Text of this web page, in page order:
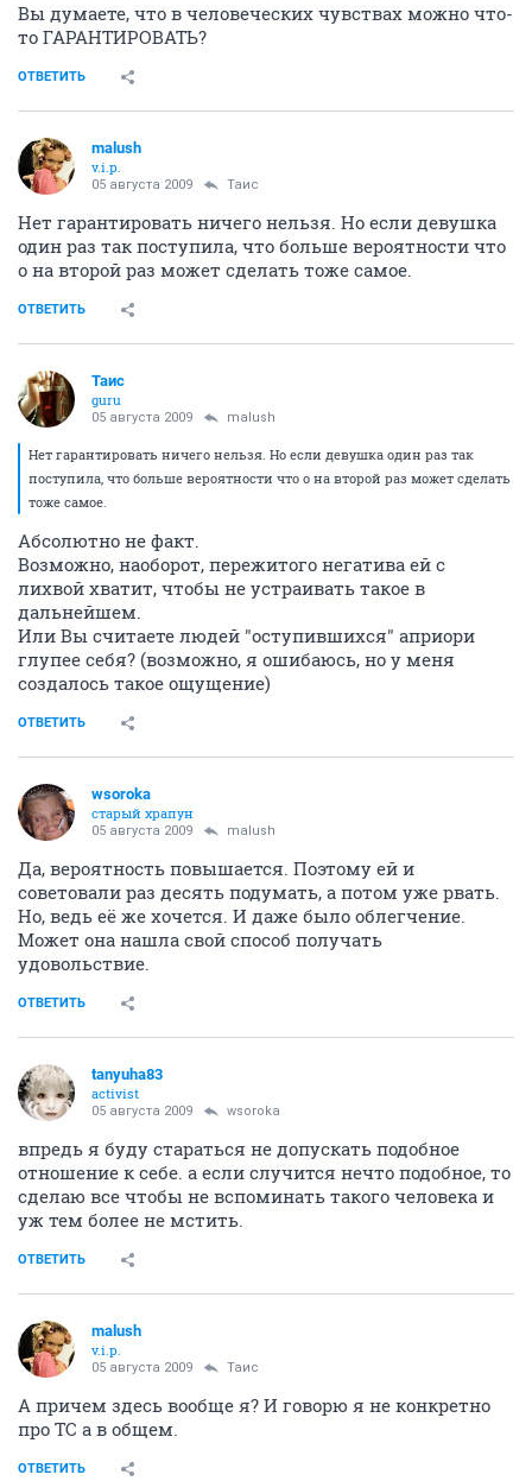
Вы думаете, что в человеческих чувствах можно что-
то ГАРАНТИРОВАТЬ?
ОТВЕТИТЬ
malush
v.i.p.
05 августа 2009 Таис
Нет гарантировать ничего нельзя. Но если девушка
один раз так поступила, что больше вероятности что
о на второй раз может сделать тоже самое.
ОТВЕТИТЬ
Таис
guru
05 августа 2009 malush
Нет гарантировать ничего нельзя. Но если девушка один раз так
поступила, что больше вероятности что о на второй раз может сделать
тоже самое.
Абсолютно не факт.
Возможно, наоборот, пережитого негатива ей с
лихвой хватит, чтобы не устраивать такое в
дальнейшем.
Или Вы считаете людей "оступившихся" априори
глупее себя? (возможно, я ошибаюсь, но у меня
создалось такое ощущение)
ОТВЕТИТЬ
wsoroka
старый храпун
05 августа 2009 malush
Да, вероятность повышается. Поэтому ей и
советовали раз десять подумать, а потом уже рвать.
Но, ведь её же хочется. И даже было облегчение.
Может она нашла свой способ получать
удовольствие.
ОТВЕТИТЬ
tanyuha83
activist
05 августа 2009 wsoroka
впредь я буду стараться не допускать подобное
отношение к себе. а если случится нечто подобное, то
сделаю все чтобы не вспоминать такого человека и
уж тем более не мстить.
ОТВЕТИТЬ
malush
v.i.p.
05 августа 2009 Таис
А причем здесь вообще я? И говорю я не конкретно
про ТС а в общем.
ОТВЕТИТЬ